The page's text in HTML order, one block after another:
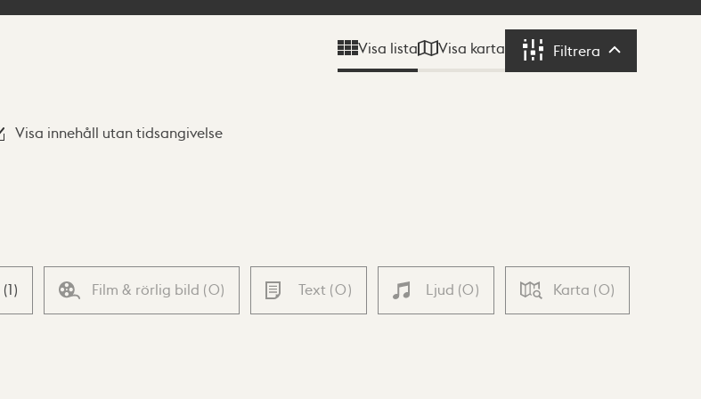
Visa lista Visa karta Filtrera Filtrera
Visa innehåll utan tidsangivelse
(1) Film & rörlig bild (0) Text (0) Ljud (0) Karta (0)